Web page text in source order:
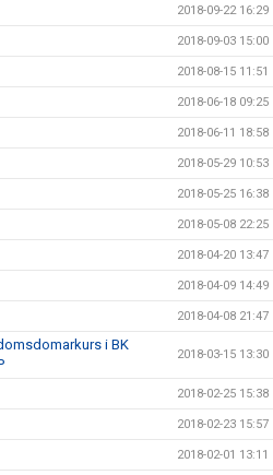
2018-09-22 16:29
2018-09-03 15:00
2018-08-15 11:51
2018-06-18 09:25
2018-06-11 18:58
2018-05-29 10:53
2018-05-25 16:38
2018-05-08 22:25
2018-04-20 13:47
2018-04-09 14:49
2018-04-08 21:47
i BK
2018-03-15 13:30
2018-02-25 15:38
2018-02-23 15:57
2018-02-01 13:11